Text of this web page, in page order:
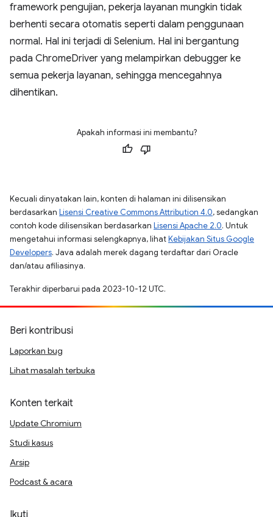
framework pengujian, pekerja layanan mungkin tidak
berhenti secara otomatis seperti dalam penggunaan
normal. Hal ini terjadi di Selenium. Hal ini bergantung
pada ChromeDriver yang melampirkan debugger ke
semua pekerja layanan, sehingga mencegahnya
dihentikan.
Apakah informasi ini membantu?
Kecuali dinyatakan lain, konten di halaman ini dilisensikan
berdasarkan Lisensi Creative Commons Attribution 4.0, sedangkan
contoh kode dilisensikan berdasarkan Lisensi Apache 2.0. Untuk
mengetahui informasi selengkapnya, lihatKebijakan Situs Google
Developers. Java adalah merek dagang terdaftar dari Oracle
dan/atau afiliasinya.
Terakhir diperbarui pada 2023-10-12 UTC.
Beri kontribusi
Laporkan bug
Lihat masalah terbuka
Konten terkait
Update Chromium
Studi kasus
Arsip
Podcast & acara
Ikuti